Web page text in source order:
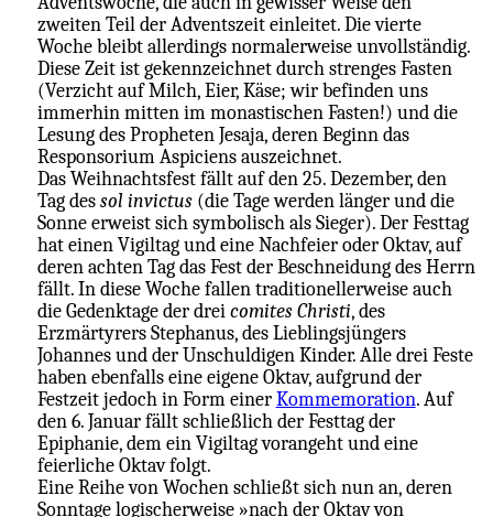
zweiten Teil der Adventszeit einleitet. Die vierte
Woche bleibt allerdings normalerweise unvollständig.
Diese Zeit ist gekennzeichnet durch strenges Fasten
(Verzicht auf Milch, Eier, Käse; wir befinden uns
immerhin mitten im monastischen Fasten!) und die
Lesung des Propheten Jesaja, deren Beginn das
Responsorium Aspiciens auszeichnet.
Das Weihnachtsfest fällt auf den 25. Dezember, den
Tag des sol invictus(die Tage werden länger und die
Sonne erweist sich symbolisch als Sieger). Der Festtag
hat einen Vigiltag und eine Nachfeier oder Oktav, auf
deren achten Tag das Fest der Beschneidung des Herrn
fällt. In diese Woche fallen traditionellerweise auch
die Gedenktage der drei comites Christi, des
Erzmärtyrers Stephanus, des Lieblingsjüngers
Johannes und der Unschuldigen Kinder. Alle drei Feste
haben ebenfalls eine eigene Oktav, aufgrund der
Festzeit jedoch in Form einer Kommemoration. Auf
den 6. Januar fällt schließlich der Festtag der
Epiphanie, dem ein Vigiltag vorangeht und eine
feierliche Oktav folgt.
Eine Reihe von Wochen schließt sich nun an, deren
Sonntage logischerweise »nach der Oktav von